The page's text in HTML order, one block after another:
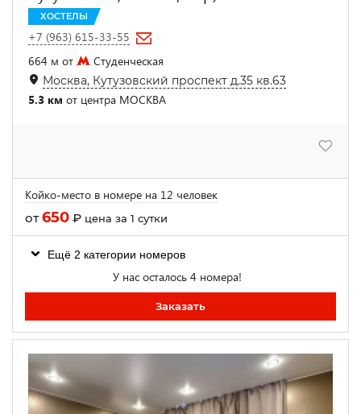
ХОСТЕЛЫ
+7 (963) 615-33-55
664 м от
Студенческая
Москва, Кутузовский проспект д.35 кв.63
5.3 км от центра МОСКВА
Койко-место в номере на 12 человек
от650 ₽ цена за 1 сутки
Ещё 2 категории номеров
У нас осталось 4 номера!
Заказать